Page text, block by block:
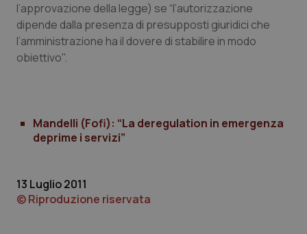
Sardegna
Sicilia
Umbria
Veneto
Malattia di Crohn & Rettocolite Ulcerosa
Neuroscienze & patologie neurodegenerative
Oftalmologia
Oncoematologia
l’approvazione della legge) se “l’autorizzazione
dipende dalla presenza di presupposti giuridici che
l’amministrazione ha il dovere di stabilire in modo
obiettivo".
Mandelli (Fofi): “La deregulation in emergenza
deprime i servizi”
13 Luglio 2011
© Riproduzione riservata